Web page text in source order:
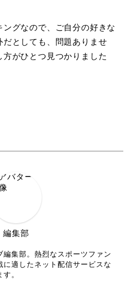
グなので、ご自分の好きな
としても、問題ありませ
がひとつ見つかりました
編集部
編集部。熱烈なスポーツファン
に適したネット配信サービスな
。